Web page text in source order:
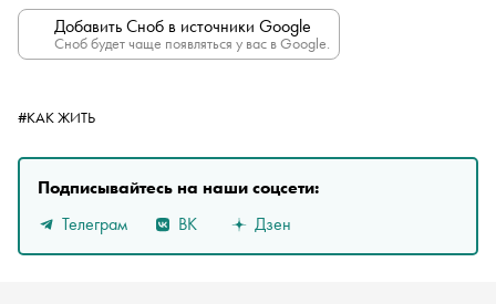
Добавить Сноб в источники Google
Сноб будет чаще появляться у вас в Google.
#КАК ЖИТЬ
Подписывайтесь на наши соцсети:
Телеграм
ВК Дзен